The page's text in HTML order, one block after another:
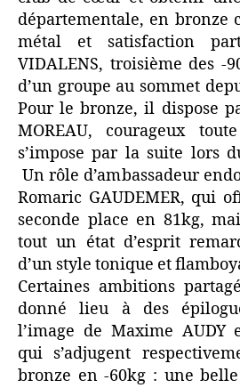
départementale, en bronze
métal et satisfaction
VIDALENS, troisième des -
d’un groupe au sommet
Pour le bronze, il dispose
MOREAU, courageux
s’impose par la suite lors
Un rôle d’ambassadeur
Romaric GAUDEMER, qui
seconde place en 81kg,
tout un état d’esprit
d’un style tonique et
Certaines ambitions
donné lieu à des
l’image de Maxime AUDY
qui s’adjugent
bronze en -60kg : une